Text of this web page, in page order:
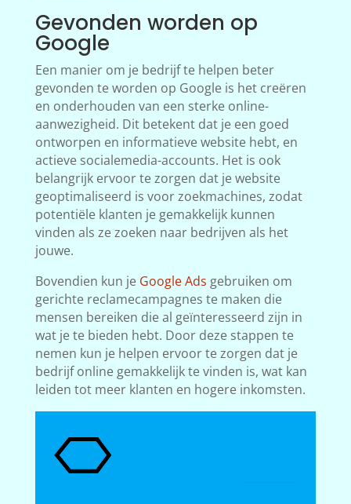
Gevonden worden op
Google
Een manier om je bedrijf te helpen beter
gevonden te worden op Google is het creëren
en onderhouden van een sterke online-
aanwezigheid. Dit betekent dat je een goed
ontworpen en informatieve website hebt, en
actieve socialemedia-accounts. Het is ook
belangrijk ervoor te zorgen dat je website
geoptimaliseerd is voor zoekmachines, zodat
potentiële klanten je gemakkelijk kunnen
vinden als ze zoeken naar bedrijven als het
jouwe.
Bovendien kun je Google Ads gebruiken om
gerichte reclamecampagnes te maken die
mensen bereiken die al geïnteresseerd zijn in
wat je te bieden hebt. Door deze stappen te
nemen kun je helpen ervoor te zorgen dat je
bedrijf online gemakkelijk te vinden is, wat kan
leiden tot meer klanten en hogere inkomsten.